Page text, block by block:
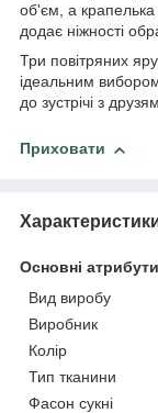
об'єм, а крапелька
додає ніжності
Три повітряних
ідеальним
до зустрічі з
Приховати
Основні атрибути
Вид виробу
Виробник
Колір
Тип тканини
Фасон сукні